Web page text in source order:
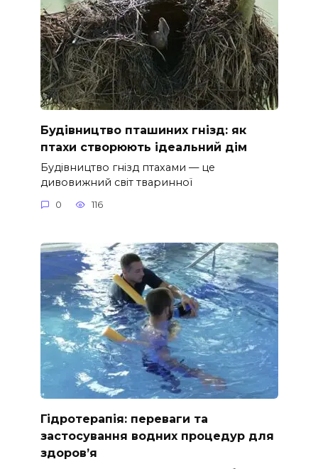
Будівництво пташиних гнізд: як
птахи створюють ідеальний дім
Будівництво гнізд птахами — це
дивовижний світ тваринної
0 116
Гідротерапія: переваги та
застосування водних процедур для
здоров’я